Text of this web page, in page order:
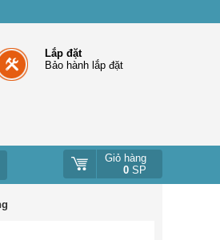
Lắp đặt
Bảo hành lắp đặt
Giỏ hàng
0 SP